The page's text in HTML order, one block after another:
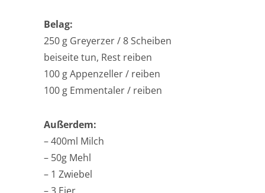
Belag:
250 g Greyerzer / 8 Scheiben
beiseite tun, Rest reiben
100 g Appenzeller / reiben
100 g Emmentaler / reiben
Außerdem:
– 400ml Milch
– 50g Mehl
– 1 Zwiebel